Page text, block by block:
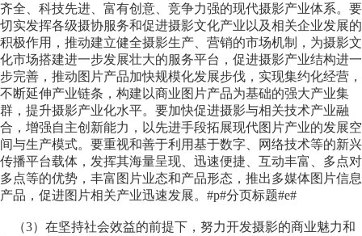
齐全、科技先进、富有创意、竞争力强的现代摄影产业体系。要
切实发挥各级摄协服务和促进摄影文化产业以及相关企业发展的
积极作用，推动建立健全摄影生产、营销的市场机制，为摄影文
化市场搭建进一步发展壮大的服务平台，促进摄影产业结构进一
步完善，推动图片产品加快规模化发展步伐，实现集约化经营，
不断延伸产业链条，构建以商业图片产品为基础的强大产业集
群，提升摄影产业化水平。要加快促进摄影与相关技术产业融
合，增强自主创新能力，以先进手段拓展现代图片产业的发展空
间与生产模式。要重视和善于利用基于数字、网络技术等的新兴
传播平台载体，发挥其海量呈现、迅速便捷、互动丰富、多点对
多点等的优势，丰富图片业态和产品形态，推出多媒体图片信息
产品，促进图片相关产业迅速发展。#p#分页标题#e#
（3）在坚持社会效益的前提下，努力开发摄影的商业魅力和